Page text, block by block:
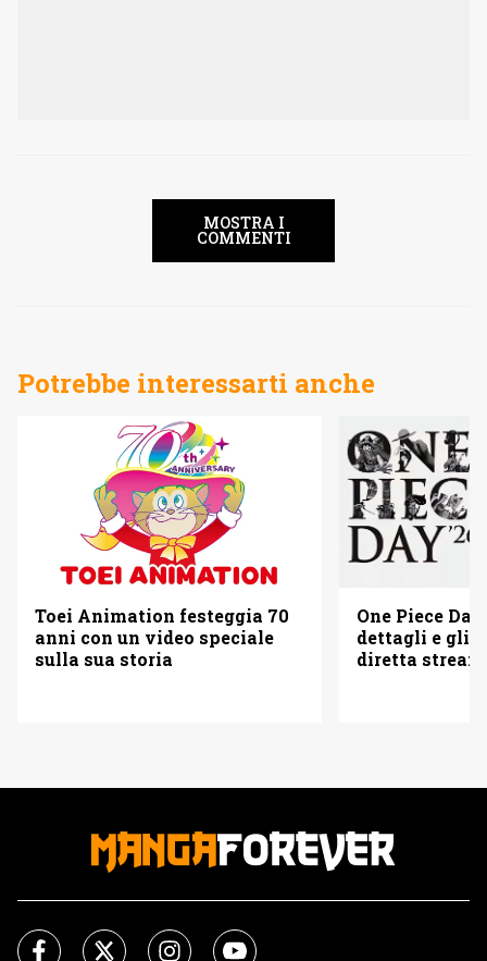
MOSTRA I
COMMENTI
Potrebbe interessarti anche
Toei Animation festeggia 70
anni con un video speciale
sulla sua storia
One Piece
dettagli e gli
diretta